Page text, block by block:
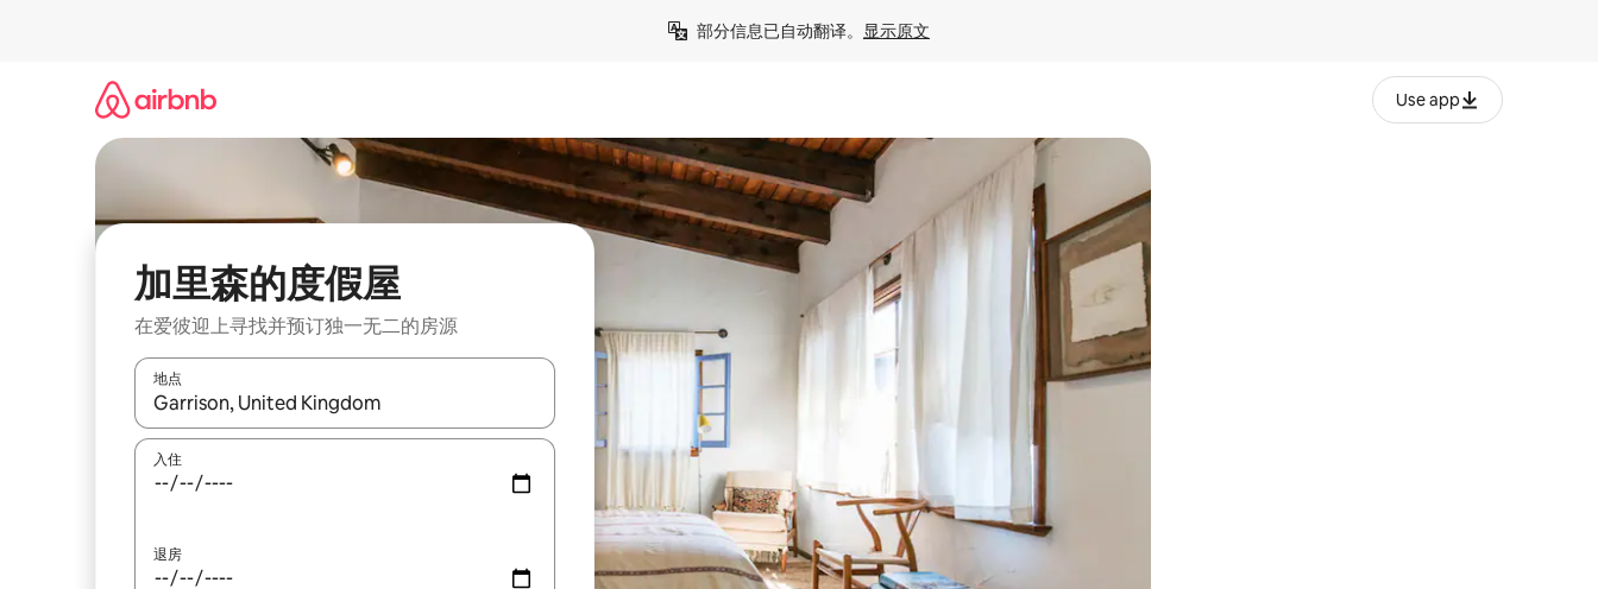
部分信息已自动翻译。 显示原文
Use app
加里森的度假屋
在爱彼迎上寻找并预订独一无二的房源
地点
如有搜索结果，请使用上下方向键查看，或通过点击或滑动手势浏览。
入住
退房